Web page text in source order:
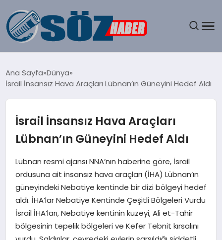
MAGAZIN
EKONOMI
SAĞLIK
Ana Sayfa Dünya
İsrail İnsansız Hava Araçları Lübnan’ın Güneyini Hedef Aldı
İsrail İnsansız Hava Araçları
Lübnan’ın Güneyini Hedef Aldı
Lübnan resmi ajansı NNA’nın haberine göre, İsrail
ordusuna ait insansız hava araçları (İHA) Lübnan’ın
güneyindeki Nebatiye kentinde bir dizi bölgeyi hedef
aldı. İHA’lar Nebatiye Kentinde Çeşitli Bölgeleri Vurdu
İsrail İHA’ları, Nebatiye kentinin kuzeyi, Ali et-Tahir
bölgesinin tepelik bölgeleri ve Kefer Tebnit kırsalını